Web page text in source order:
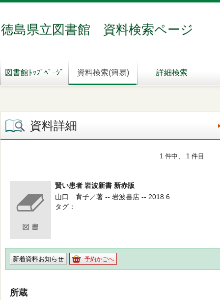
徳島県立図書館 資料検索ページ
図書館ﾄｯﾌﾟﾍﾟｰｼﾞ 資料検索(簡易) 詳細検索
資料詳細
1 件中、 1 件目
賢い患者 岩波新書 新赤版
山口 育子／著 -- 岩波書店 -- 2018.6
タグ
新着資料お知らせ 予約かごへ
所蔵